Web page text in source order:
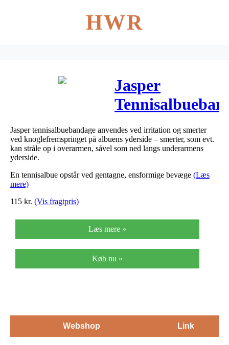
HWR
Jasper
beige one-size
1 stk
Jasper tennisalbuebandage anvendes ved irritation og smerter
ved knoglefremspringet på albuens yderside – smerter, som evt.
kan stråle op i overarmen, såvel som ned langs underarmens
yderside.
En tennisalbue opstår ved gentagne, ensformige bevæge (Læs
mere)
115 kr. (Vis fragtpris)
Læs mere »
Køb nu »
Webshop Link